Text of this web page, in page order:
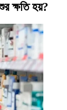
ক্ষতি হয়?